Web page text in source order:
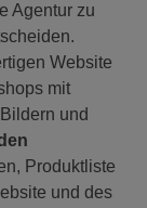
Agentur zu
Website
mit
und
Produktliste
und des